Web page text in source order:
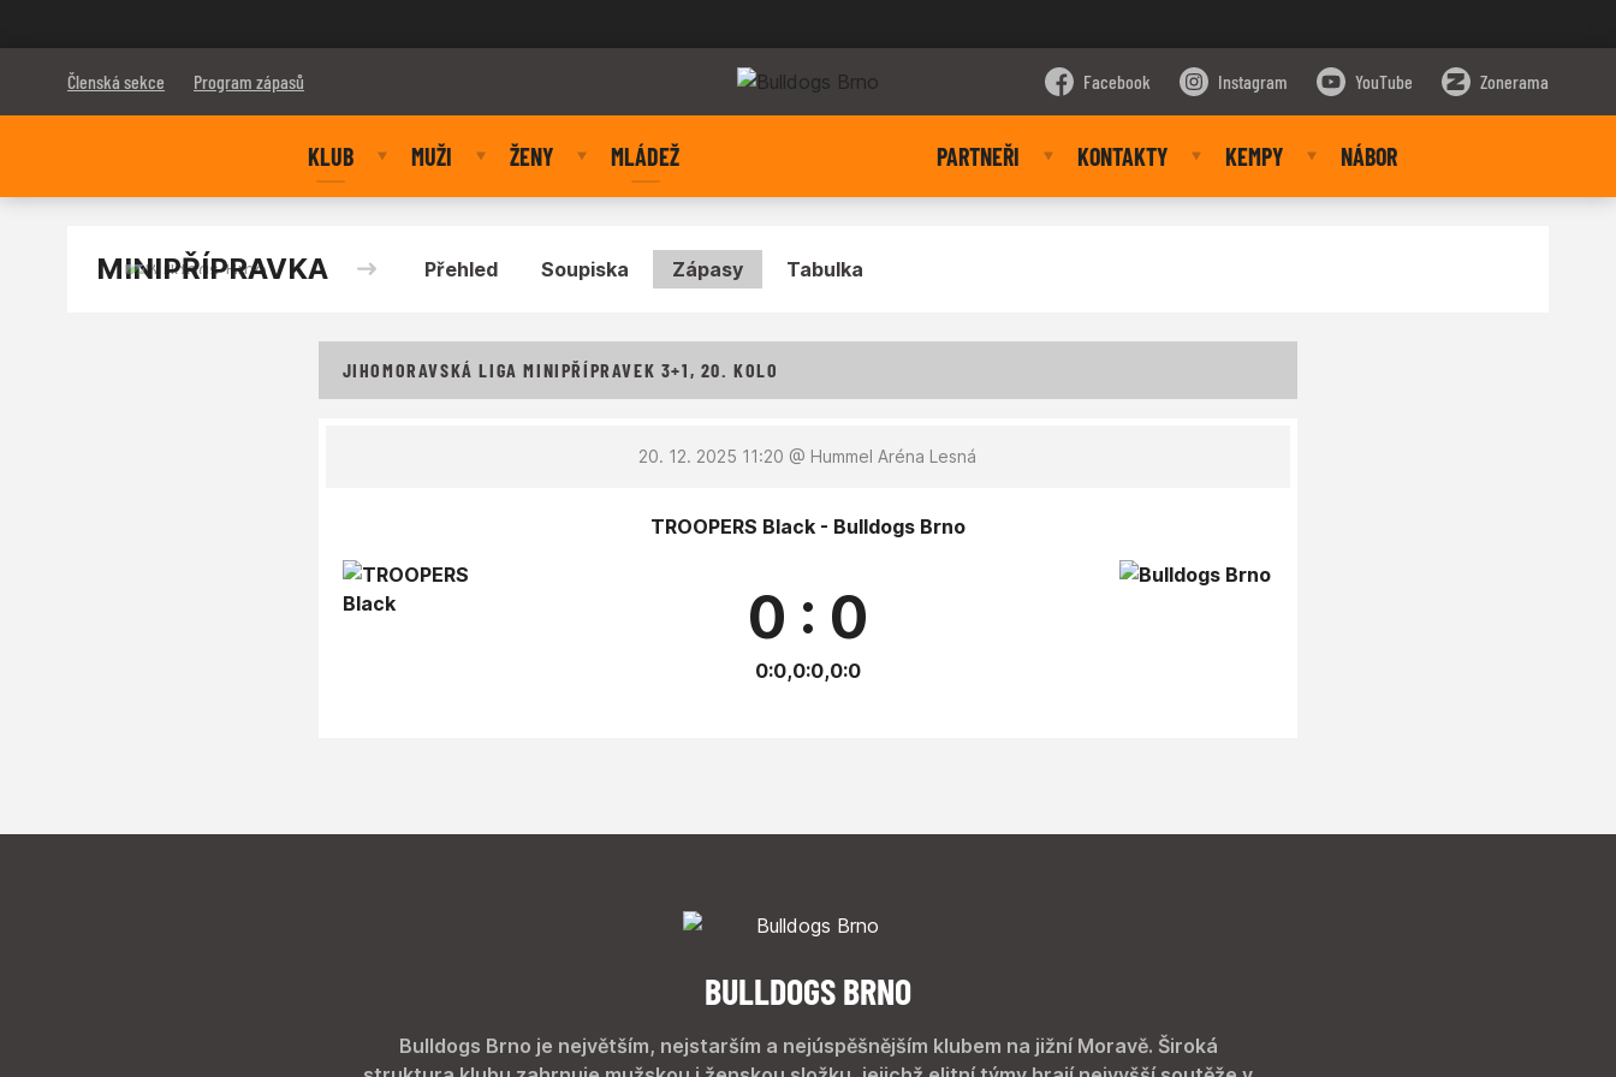
Členská sekce Program zápasů Facebook Instagram YouTube Zonerama
KLUB MUŽI ŽENY MLÁDEŽ PARTNEŘI KONTAKTY KEMPY NÁBOR
MINIPŘÍPRAVKA Přehled Soupiska Zápasy Tabulka
JIHOMORAVSKÁ LIGA MINIPŘÍPRAVEK 3+1, 20. KOLO
20. 12. 2025 11:20 @ Hummel Aréna Lesná
TROOPERS Black - Bulldogs Brno
0 : 0
0:0,0:0,0:0
BULLDOGS BRNO
Bulldogs Brno je největším, nejstarším a nejúspěšnějším klubem na jižní Moravě. Široká